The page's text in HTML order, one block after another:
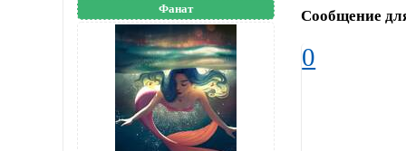
Фанат Сообщение
0